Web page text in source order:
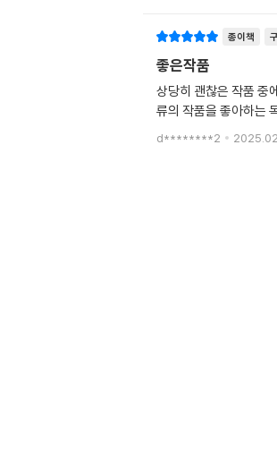
종이책
좋은작품
상당히 괜찮은 작품 중
류의 작품을 좋아하는
d********2